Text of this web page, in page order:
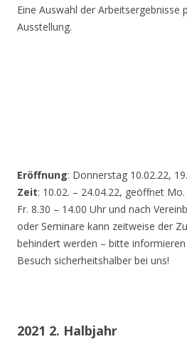
Eine Auswahl der Arbeitsergebnisse
Ausstellung.
Eröffnung: Donnerstag 10.02.22,
Zeit: 10.02. – 24.04.22, geöffnet
Fr. 8.30 – 14.00 Uhr und nach
oder Seminare kann zeitweise der
behindert werden – bitte
Besuch sicherheitshalber bei uns!
2021 2. Halbjahr